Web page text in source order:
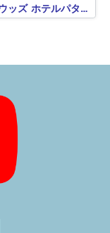
ブラックウッズ ホテルパタヤ BLACKWOODS HOTEL PATTAYA